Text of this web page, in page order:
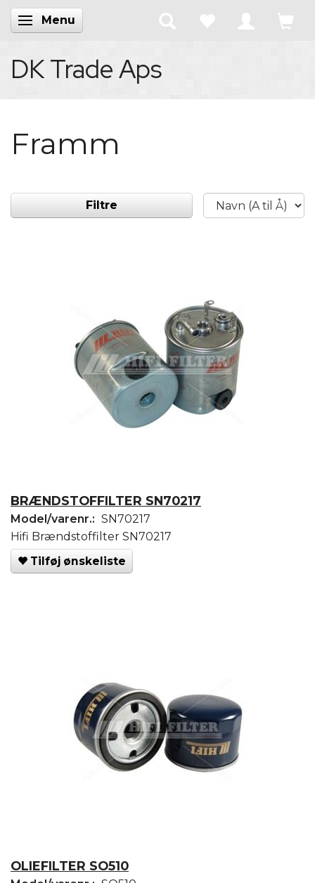
Skifte navigation
Menu
DK Trade Aps
Framm
Filtre
BRÆNDSTOFFILTER SN70217
Model/varenr.: SN70217
Hifi Brændstoffilter SN70217
Tilføj ønskeliste
OLIEFILTER SO510